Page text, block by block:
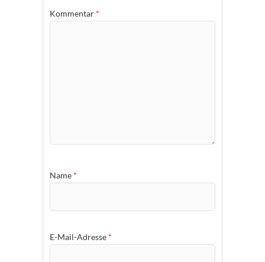
Kommentar *
Name *
E-Mail-Adresse *